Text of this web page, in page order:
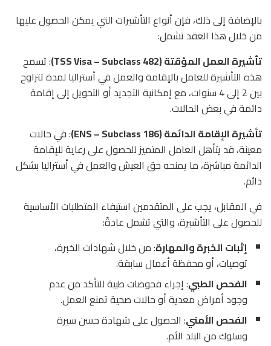
بالإضافة إلى ذلك، فإن أنواع التأشيرات التي يمكن الحصول عليها
من خلال هذا العقد تشمل:
تأشيرة العمل المؤقتة (TSS Visa – Subclass 482)
: تسمح
هذه التأشيرة للعامل بالإقامة والعمل في أستراليا لمدة تتراوح
بين 2 إلى 4 سنوات، مع إمكانية التجديد أو التحويل إلى إقامة
دائمة في بعض الحالات.
تأشيرة الإقامة الدائمة (ENS – Subclass 186)
: في حالات
معينة، قد يتأهل العامل المتميز للحصول على رعاية للإقامة
الدائمة مباشرة، ما يمنحه حق العيش والعمل في أستراليا بشكل
دائم.
في المقابل، يجب على المتقدمين استيفاء المتطلبات الأساسية
للحصول على التأشيرة، والتي تشمل عادةً:
إثبات الخبرة والمهارة: من خلال شهادات الخبرة،
توصيات، أو محفظة أعمال سابقة.
الفحص الطبي: إجراء فحوصات طبية للتأكد من عدم
وجود أمراض معدية أو حالات صحية تمنع العمل.
الفحص الأمني: الحصول على شهادة حسن سيرة
وسلوك من البلد الأم.